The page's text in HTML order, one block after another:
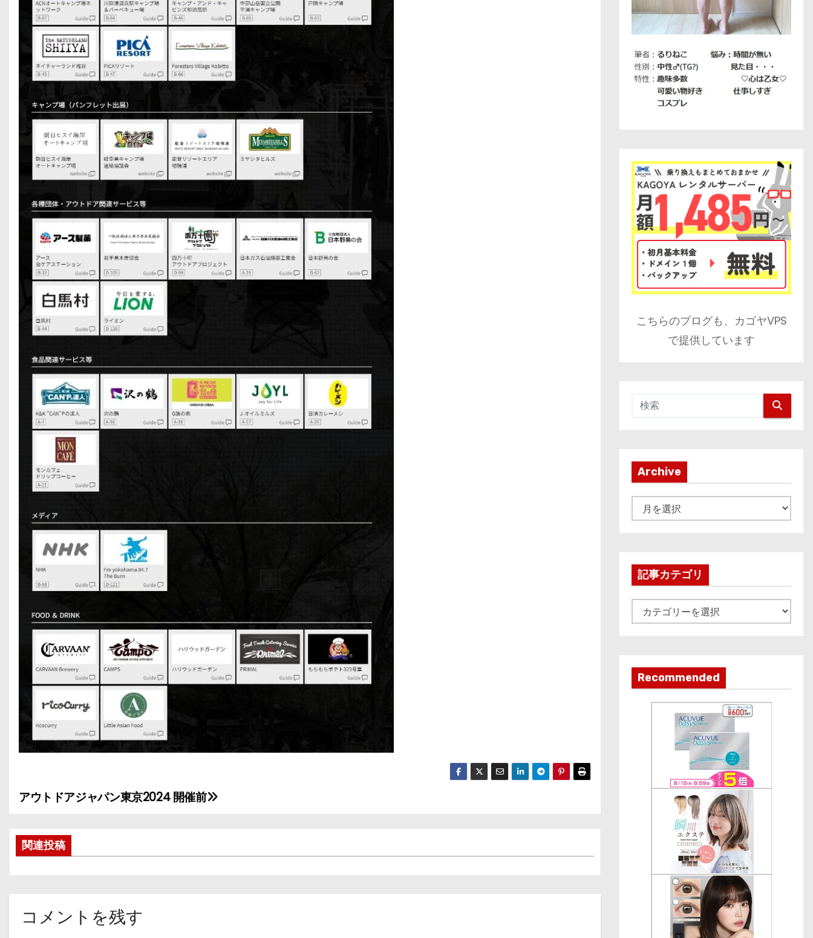
投
ナ
ー
アウトドアジャパン東京2024 開催前
関連投稿
コメントを残す
こちらのブログも、カゴヤVPS
で提供しています
Archive
r
v
記事カテゴリ
事
ゴ
リ
Recommended